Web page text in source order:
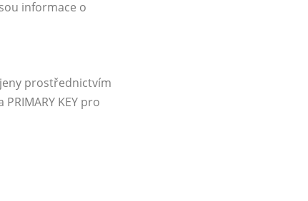
informace o
prostřednictvím
KEY pro